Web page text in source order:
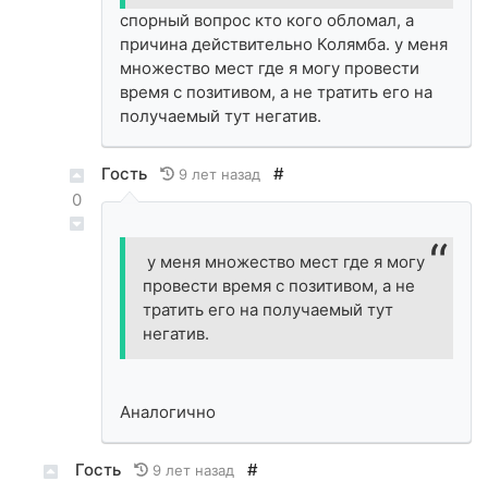
спорный вопрос кто кого обломал, а
причина действительно Колямба. у меня
множество мест где я могу провести
время с позитивом, а не тратить его на
получаемый тут негатив.
0
Гость 9 лет назад #
у меня множество мест где я могу
провести время с позитивом, а не
тратить его на получаемый тут
негатив.
Аналогично
Гость 9 лет назад #